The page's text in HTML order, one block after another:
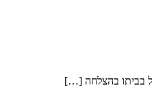
בביתו בהצלחה […]